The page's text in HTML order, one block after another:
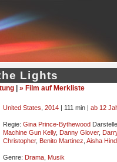
Lights
» Film auf Merkliste
United States 2014 | 111 min | ab 12
Regie: Gina Prince-Bythewood
Machine Gun Kelly, Danny Glover,
Christopher, Benito Martinez Aisha
Genre: Drama Musik